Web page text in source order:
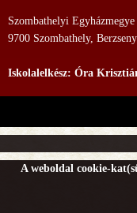
Szombathelyi Egyházmegye
9700 Szombathely,
Iskolalelkész: Óra
A weboldal cookie-